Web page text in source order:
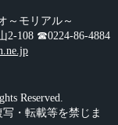
～モリアル～
2-108 ☎︎0224-86-4884
Reserved.
・転載等を禁じま